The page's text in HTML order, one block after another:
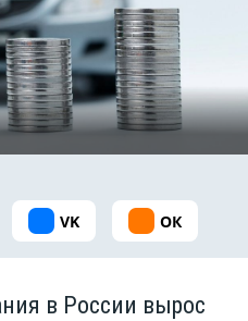
VK ОК
в России вырос